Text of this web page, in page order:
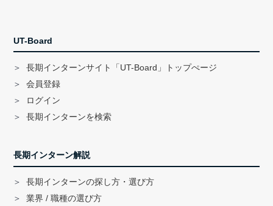
UT-Board
長期インターンサイト「UT-Board」トップぺージ
会員登録
ログイン
長期インターンを検索
長期インターン解説
長期インターンの探し方・選び方
業界 / 職種の選び方